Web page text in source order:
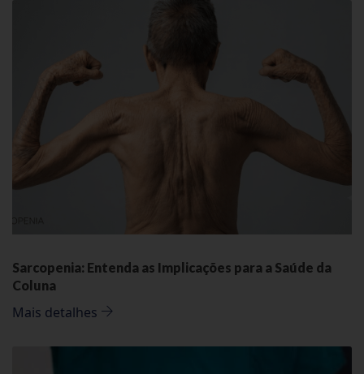
Sarcopenia: Entenda as Implicações para a Saúde da
Coluna
Mais detalhes